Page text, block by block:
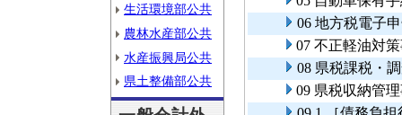
生活環境部公共
農林水産部公共
水産振興局公共
県土整備部公共
06 地方税電子
07 不正軽油対
08 県税課税・
09 県税収納管